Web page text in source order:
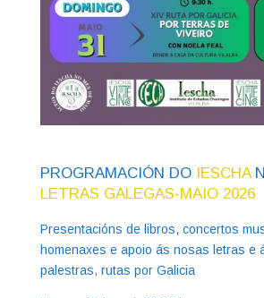
PROGRAMACIÓN DO IESCHA
LETRAS GALEGAS-MAIO 2026
Presentacións de libros, concertos
homenaxes e apoio ás nosas letras e
palestras, rutas por Galicia